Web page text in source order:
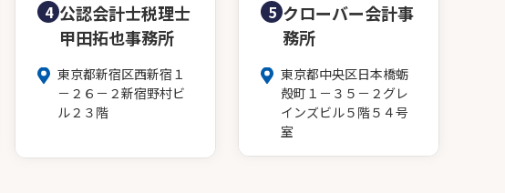
4 公認会計士税理士
甲田拓也事務所
東京都新宿区西新宿１
－２６－２新宿野村ビ
ル２３階
5 クローバー会計事
務所
東京都中央区日本橋蛎
殻町１－３５－２グレ
インズビル５階５４号
室